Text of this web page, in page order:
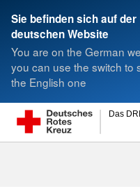
Sie befinden sich auf der
deutschen Website
You are on the German
you can use the switch to
the English one
Das
Suche